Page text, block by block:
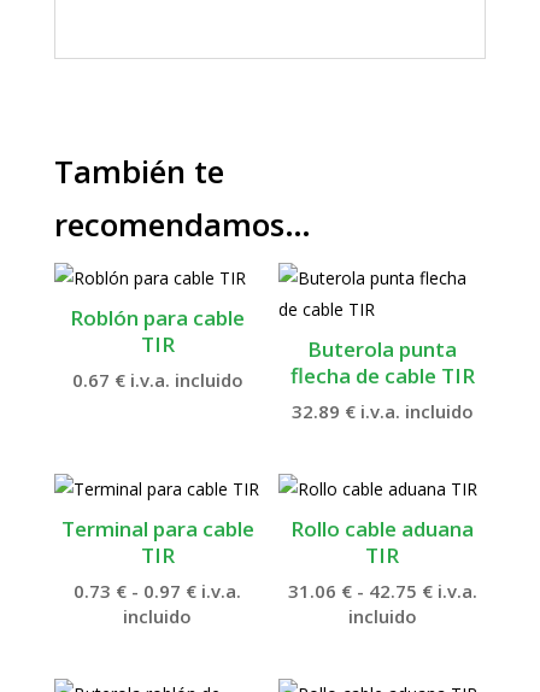
También te
recomendamos…
Roblón para cable
TIR
0.67 € i.v.a. incluido
Buterola punta
flecha de cable TIR
32.89 € i.v.a. incluido
Terminal para cable
TIR
0.73 € - 0.97 €Rango
i.v.a.
incluido
Rollo cable aduana
TIR
31.06 € - 42.75 €Rango
i.v.a.
incluido